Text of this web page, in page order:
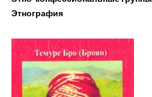
Этнография